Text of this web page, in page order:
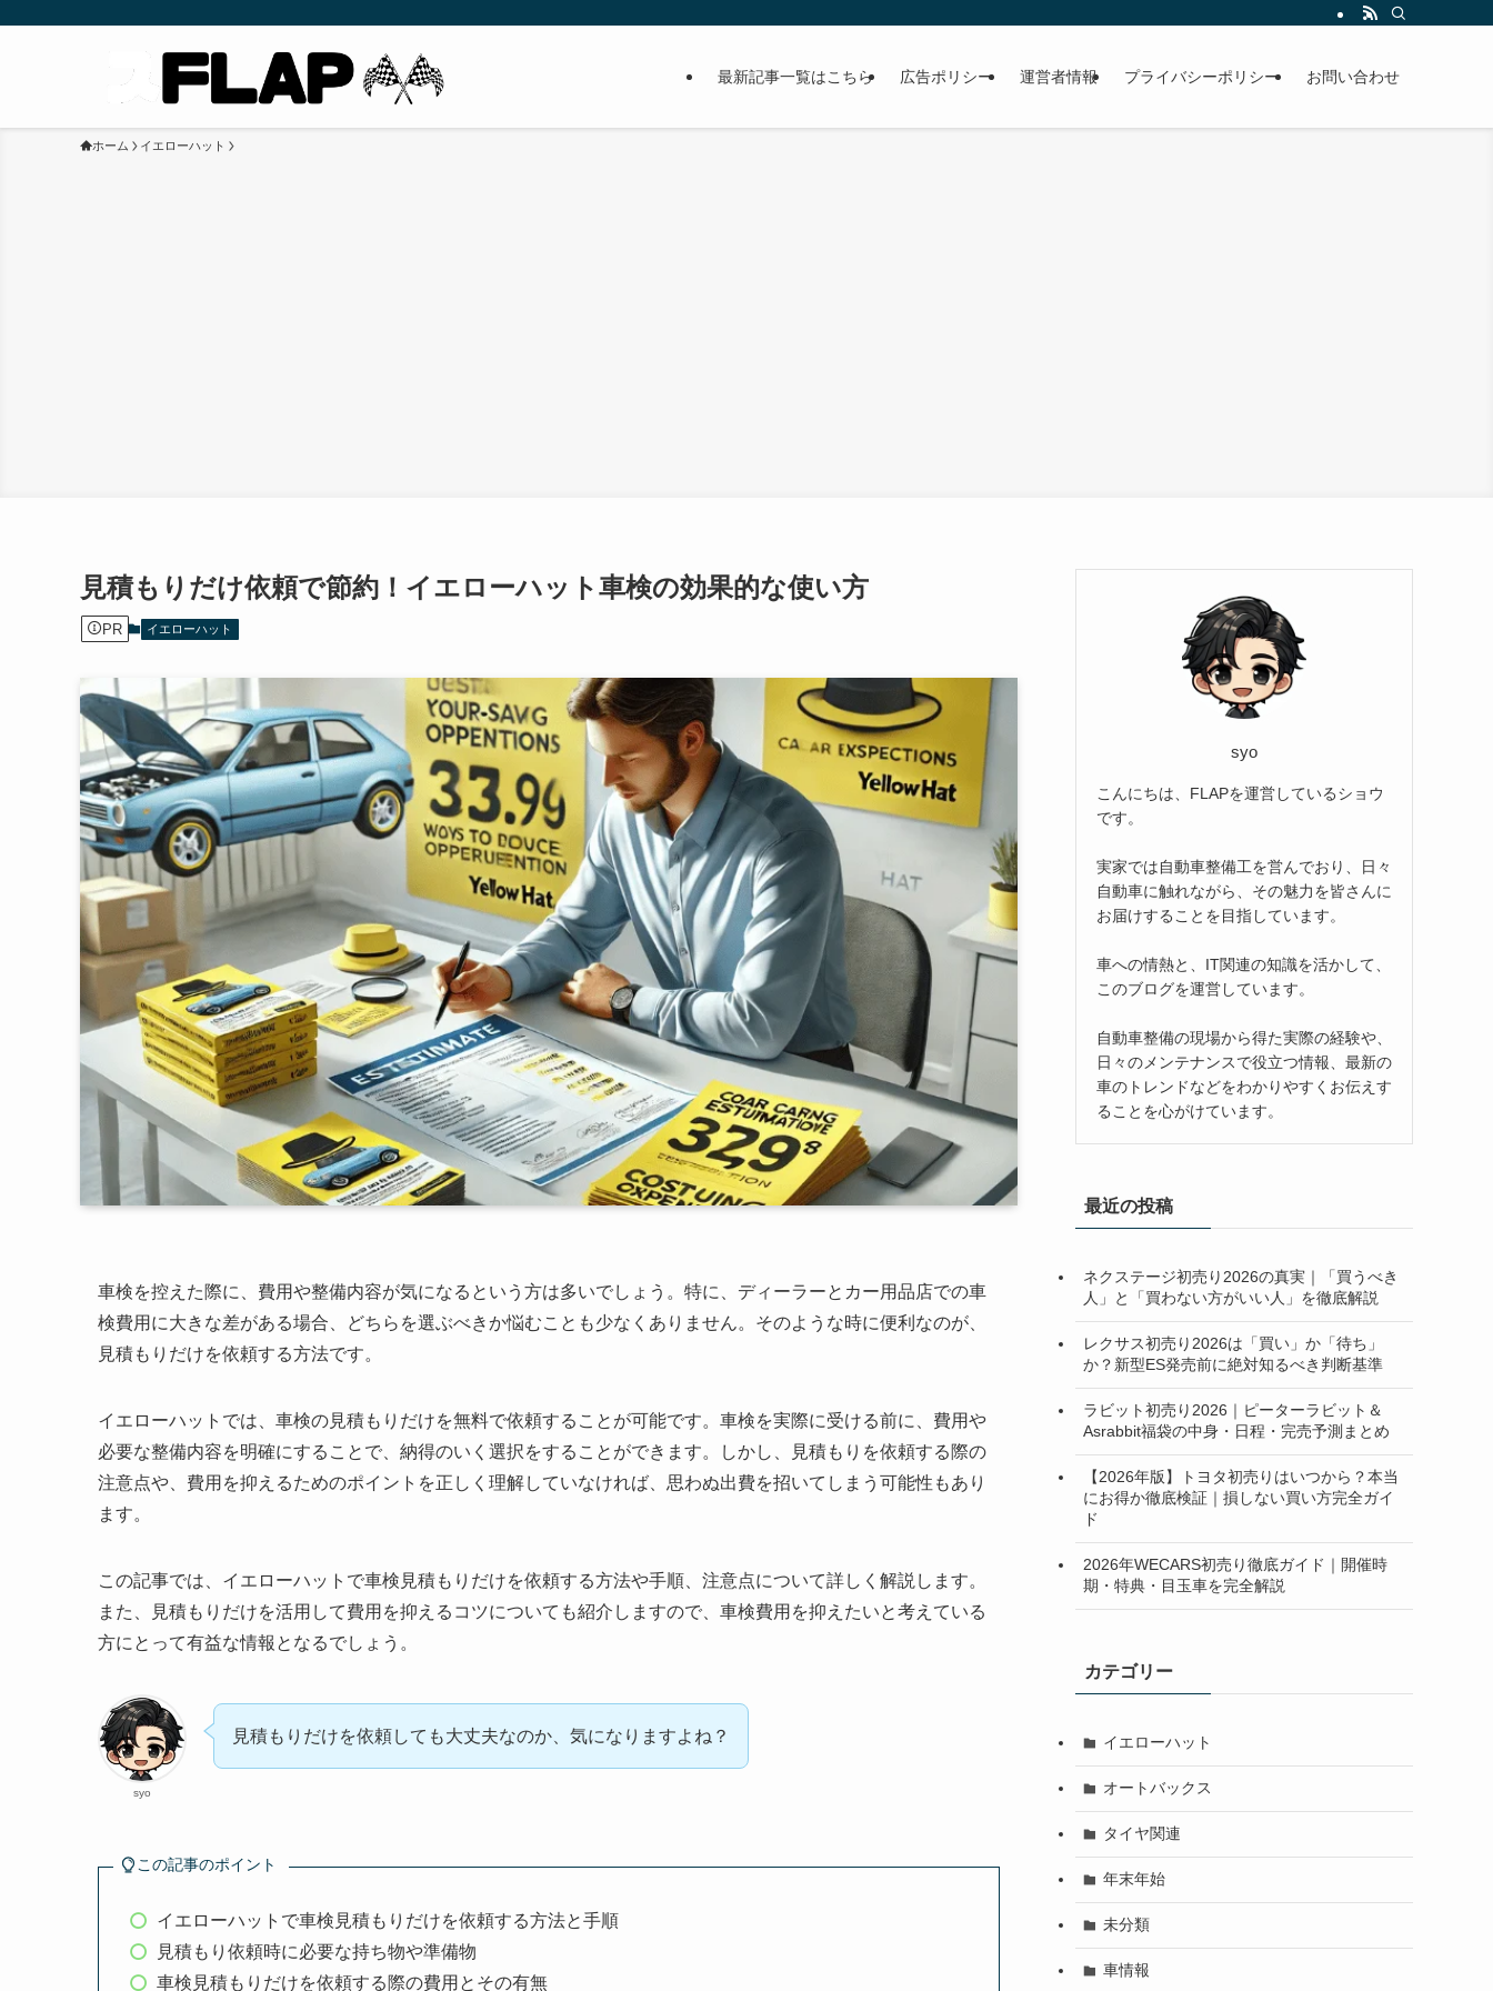
最新記事一覧はこちら 広告ポリシー 運営者情報 プライバシーポリシー お問い合わせ
ホーム イエローハット
見積もりだけ依頼で節約！イエローハット車検の効果的な使い方
PR イエローハット
車検を控えた際に、費用や整備内容が気になるという方は多いでしょう。特に、ディーラーとカー用品店での車
検費用に大きな差がある場合、どちらを選ぶべきか悩むことも少なくありません。そのような時に便利なのが、
見積もりだけを依頼する方法です。
イエローハットでは、車検の見積もりだけを無料で依頼することが可能です。車検を実際に受ける前に、費用や
必要な整備内容を明確にすることで、納得のいく選択をすることができます。しかし、見積もりを依頼する際の
注意点や、費用を抑えるためのポイントを正しく理解していなければ、思わぬ出費を招いてしまう可能性もあり
ます。
この記事では、イエローハットで車検見積もりだけを依頼する方法や手順、注意点について詳しく解説します。
また、見積もりだけを活用して費用を抑えるコツについても紹介しますので、車検費用を抑えたいと考えている
方にとって有益な情報となるでしょう。
syo
見積もりだけを依頼しても大丈夫なのか、気になりますよね？
この記事のポイント
イエローハットで車検見積もりだけを依頼する方法と手順
見積もり依頼時に必要な持ち物や準備物
車検見積もりだけを依頼する際の費用とその有無
syo
こんにちは、FLAPを運営しているショウ
です。
実家では自動車整備工を営んでおり、日々
自動車に触れながら、その魅力を皆さんに
お届けすることを目指しています。
車への情熱と、IT関連の知識を活かして、
このブログを運営しています。
自動車整備の現場から得た実際の経験や、
日々のメンテナンスで役立つ情報、最新の
車のトレンドなどをわかりやすくお伝えす
ることを心がけています。
最近の投稿
ネクステージ初売り2026の真実｜「買うべき
人」と「買わない方がいい人」を徹底解説
レクサス初売り2026は「買い」か「待ち」
か？新型ES発売前に絶対知るべき判断基準
ラビット初売り2026｜ピーターラビット＆
Asrabbit福袋の中身・日程・完売予測まとめ
【2026年版】トヨタ初売りはいつから？本当
にお得か徹底検証｜損しない買い方完全ガイ
ド
2026年WECARS初売り徹底ガイド｜開催時
期・特典・目玉車を完全解説
カテゴリー
イエローハット
オートバックス
タイヤ関連
年末年始
未分類
車情報